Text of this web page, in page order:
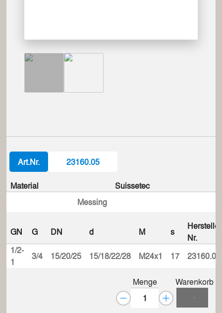
Art.Nr. 23160.05
Material
Messing
Suissetec
GN G DN d M s
Hersteller
Nr.
1/2-
1
3/4 15/20/25 15/18/22/28 M24x1 17 23160.05
Menge Warenkorb